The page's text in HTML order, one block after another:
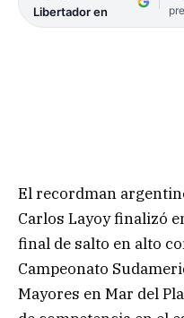
Libertador en
El recordman
Carlos Layoy finalizó
final de salto en alto
Campeonato
Mayores en Mar del